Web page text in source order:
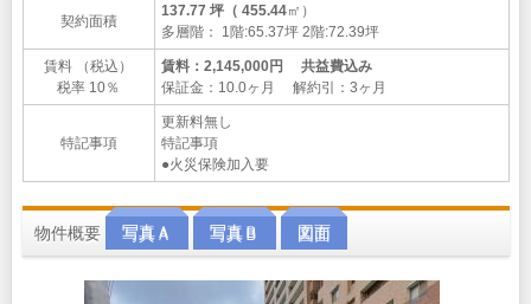
契約面積
137.77 坪（ 455.44㎡）
多層階： 1階:65.37坪 2階:72.39坪
賃料 （税込）
税率 10％
賃料：2,145,000円 共益費込み
保証金：10.0ヶ月 解約引：3ヶ月
特記事項
更新料無し
特記事項
●火災保険加入要
物件概要 写真Ａ 写真Ｂ 図面